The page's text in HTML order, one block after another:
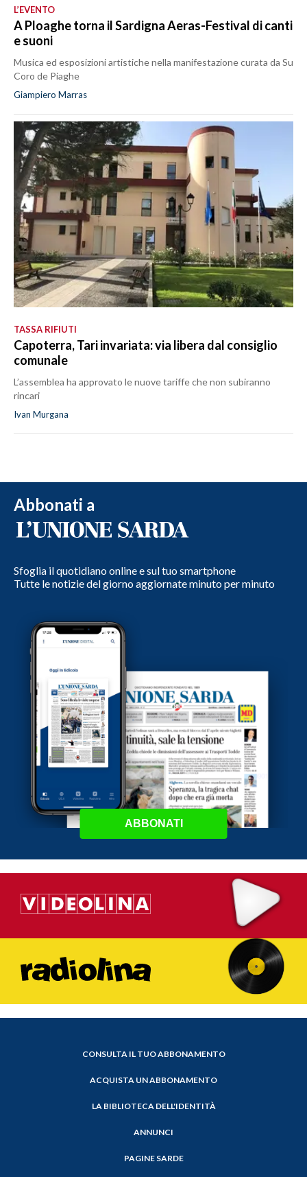
L’EVENTO
A Ploaghe torna il Sardigna Aeras-Festival di canti
e suoni
Musica ed esposizioni artistiche nella manifestazione curata da Su
Coro de Piaghe
Giampiero Marras
TASSA RIFIUTI
Capoterra, Tari invariata: via libera dal consiglio
comunale
L’assemblea ha approvato le nuove tariffe che non subiranno
rincari
Ivan Murgana
Abbonati a
Sfoglia il quotidiano online e sul tuo smartphone
Tutte le notizie del giorno aggiornate minuto per minuto
ABBONATI
CONSULTA IL TUO ABBONAMENTO
ACQUISTA UN ABBONAMENTO
LA BIBLIOTECA DELL'IDENTITÀ
ANNUNCI
PAGINE SARDE